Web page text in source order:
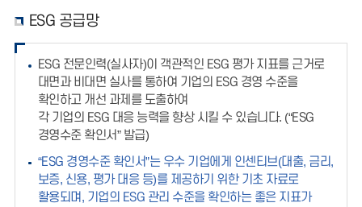
ESG 공급망
ESG 전문인력(실사자)이 객관적인 ESG 평가 지표를 근거로
대면과 비대면 실사를 통하여 기업의 ESG 경영 수준을
확인하고 개선 과제를 도출하여
각 기업의 ESG 대응 능력을 향상 시킬 수 있습니다. (“ESG
경영수준 확인서” 발급)
“ESG 경영수준 확인서”는 우수 기업에게 인센티브(대출, 금리,
보증, 신용, 평가 대응 등)를 제공하기 위한 기초 자료로
활용되며, 기업의 ESG 관리 수준을 확인하는 좋은 지표가